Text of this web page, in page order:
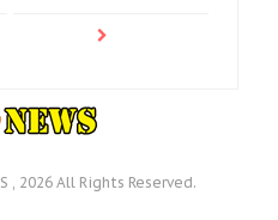
, 2026 All Rights Reserved.